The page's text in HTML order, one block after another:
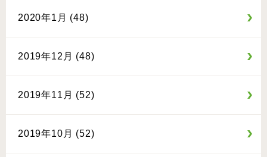
2020年1月 (48)
2019年12月 (48)
2019年11月 (52)
2019年10月 (52)